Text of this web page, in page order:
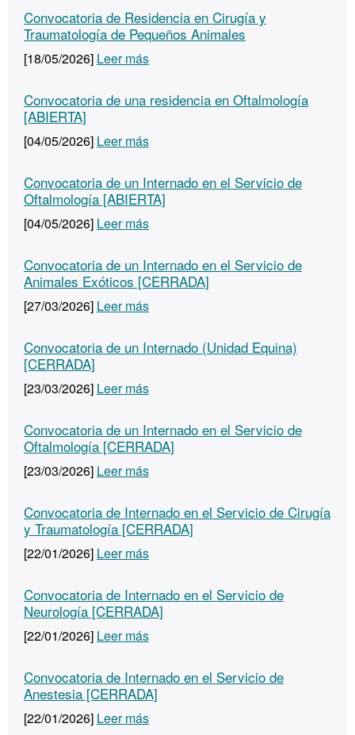
Convocatoria de Residencia en Cirugía y
Traumatología de Pequeños Animales
[18/05/2026] Leer más
Convocatoria de una residencia en Oftalmología
[ABIERTA]
[04/05/2026] Leer más
Convocatoria de un Internado en el Servicio de
Oftalmología [ABIERTA]
[04/05/2026] Leer más
Convocatoria de un Internado en el Servicio de
Animales Exóticos [CERRADA]
[27/03/2026] Leer más
Convocatoria de un Internado (Unidad Equina)
[CERRADA]
[23/03/2026] Leer más
Convocatoria de un Internado en el Servicio de
Oftalmología [CERRADA]
[23/03/2026] Leer más
Convocatoria de Internado en el Servicio de Cirugía
y Traumatología [CERRADA]
[22/01/2026] Leer más
Convocatoria de Internado en el Servicio de
Neurología [CERRADA]
[22/01/2026] Leer más
Convocatoria de Internado en el Servicio de
Anestesia [CERRADA]
[22/01/2026] Leer más